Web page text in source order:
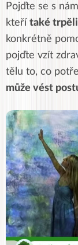
Pojďte se s
kteří také
konkrétně
pojďte vzít
tělu to, co
může vést